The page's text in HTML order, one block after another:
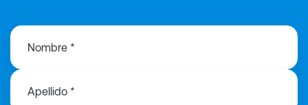
Nombre *
Apellido *